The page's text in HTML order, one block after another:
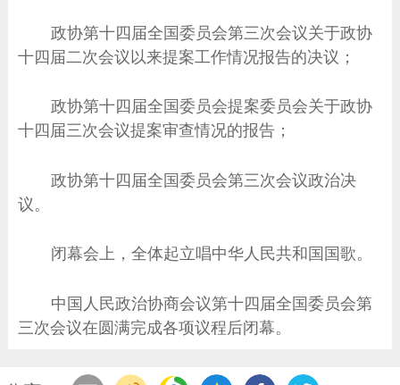
政协第十四届全国委员会第三次会议关于政协
十四届二次会议以来提案工作情况报告的决议；
政协第十四届全国委员会提案委员会关于政协
十四届三次会议提案审查情况的报告；
政协第十四届全国委员会第三次会议政治决
议。
闭幕会上，全体起立唱中华人民共和国国歌。
中国人民政治协商会议第十四届全国委员会第
三次会议在圆满完成各项议程后闭幕。